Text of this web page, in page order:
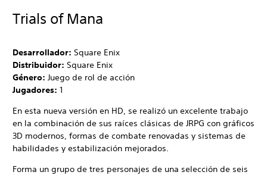
Trials of Mana
Desarrollador: Square Enix
Distribuidor: Square Enix
Género: Juego de rol de acción
Jugadores: 1
En esta nueva versión en HD, se realizó un excelente trabajo
en la combinación de sus raíces clásicas de JRPG con gráficos
3D modernos, formas de combate renovadas y sistemas de
habilidades y estabilización mejorados.
Forma un grupo de tres personajes de una selección de seis